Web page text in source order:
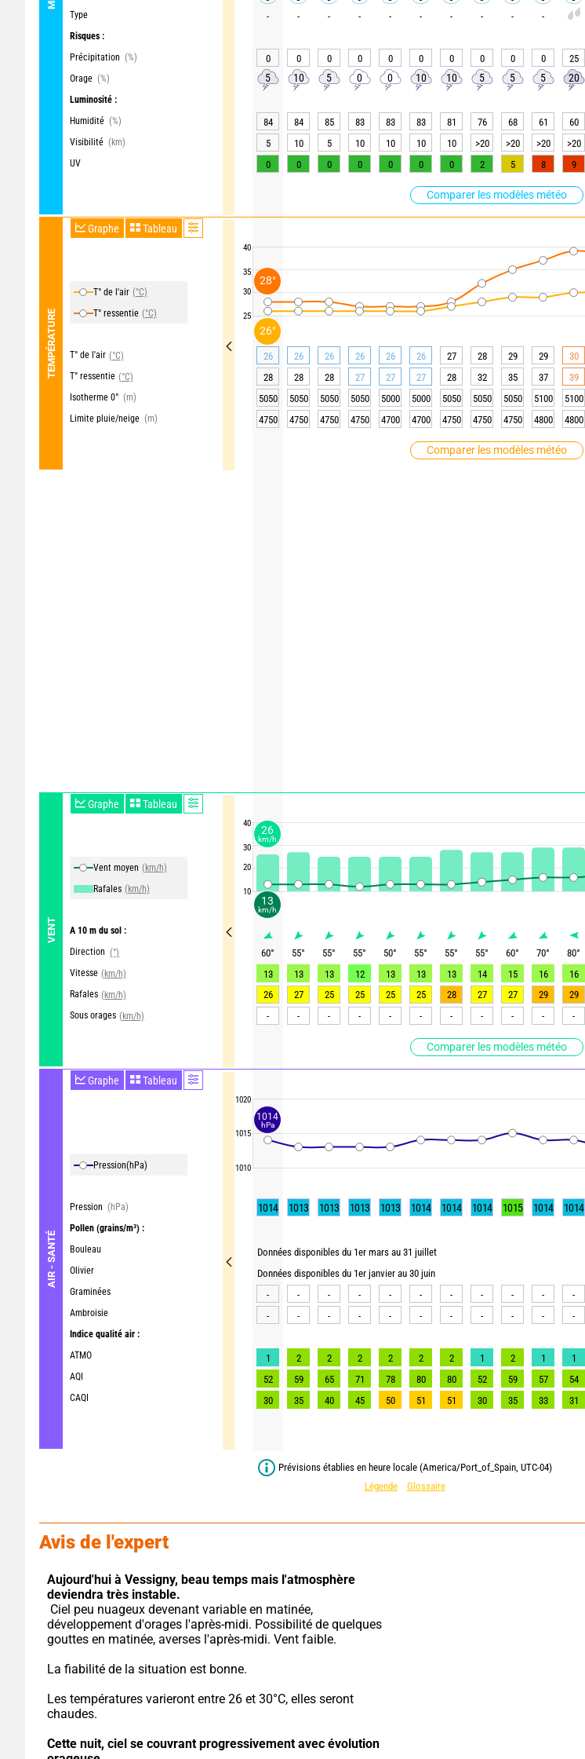
Type
Risques :
Précipitation (%)
Orage (%)
Luminosité :
Humidité (%)
Visibilité (km)
UV
Comparer les modèles météo
TEMPÉRATURE
Graphe Tableau
T° de l'air (°C)
T° ressentie (°C)
T° de l'air (°C)
T° ressentie (°C)
Isotherme 0° (m)
Limite pluie/neige (m)
Comparer les modèles météo
VENT
Graphe Tableau
Vent moyen (km/h)
Rafales (km/h)
A 10 m du sol :
Direction (°)
Vitesse (km/h)
Rafales (km/h)
Sous orages (km/h)
Comparer les modèles météo
AIR - SANTÉ
Graphe Tableau
Pression(hPa)
Pression (hPa)
Pollen (grains/m³) :
Bouleau
Olivier
Graminées
Ambroisie
Indice qualité air :
ATMO
AQI
CAQI
40
35
30
25
40
30
20
10
1020
1015
1010
- - - - - - - - - -
0 0 0 0 0 0 0 0 0 0 25
5 10 5 0 0 10 10 5 5 5 20
84 84 85 83 83 83 81 76 68 61 60
5
10 5 10 10 10 10 >20 >20 >20 >20
0
0 0 0 0 0 0 2 5 8 9
26 26 26 26 26 26 27 28 29 29 30
28
28 28 27 27 27 28 32 35 37 39
5050
5050 5050 5050 5000 5000 5050 5050 5050 5100 5100
4750
4750 4750 4750 4700 4700 4750 4750 4750 4800 4800
60° 55° 55° 55° 50° 55° 55° 55° 60° 70° 80°
13
13 13 12 13 13 13 14 15 16 16
26
27 25 25 25 25 28 27 27 29 29
-
- - - - - - - - - -
1014 1013 1013 1013 1013 1014 1014 1014 1015 1014 1014
Données disponibles du 1er mars au 31 juillet
Données disponibles du 1er janvier au 30 juin
-
- - - - - - - - - -
-
- - - - - - - - - -
1 2 2 2 2 2 2 1 2 1 1
52
59 65 71 78 80 80 52 59 57 54
30
35 40 45 50 51 51 30 35 33 31
Prévisions établies en heure locale (America/Port_of_Spain, UTC-04)
Légende
Glossaire
Avis de l'expert
Aujourd'hui à Vessigny, beau temps mais l'atmosphère
deviendra très instable.
développement d'orages l'après-midi. Possibilité de quelques
gouttes en matinée, averses l'après-midi. Vent faible.
La fiabilité de la situation est bonne.
Les températures varieront entre 26 et 30°C, elles seront
chaudes.
Cette nuit, ciel se couvrant progressivement avec évolution
13
km/h
26
km/h
26°
28°
1014
hPa